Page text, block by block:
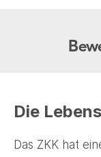
Die
Das ZKK hat